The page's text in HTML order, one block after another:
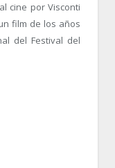
cine por Visconti
film de los años
del Festival del